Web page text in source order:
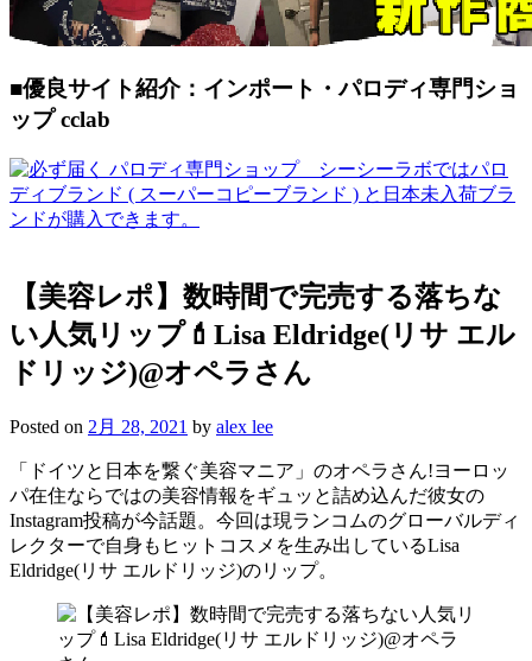
■優良サイト紹介：インポート・パロディ専門ショ
ップ cclab
【美容レポ】数時間で完売する落ちな
い人気リップ💄Lisa Eldridge(リサ エル
ドリッジ)@オペラさん
Posted on 2月 28, 2021 by alex lee
「ドイツと日本を繋ぐ美容マニア」のオペラさん!ヨーロッ
パ在住ならではの美容情報をギュッと詰め込んだ彼女の
Instagram投稿が今話題。今回は現ランコムのグローバルディ
レクターで自身もヒットコスメを生み出しているLisa
Eldridge(リサ エルドリッジ)のリップ。